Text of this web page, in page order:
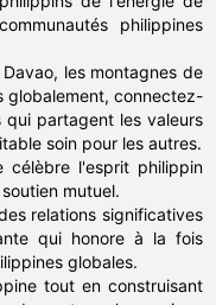
philippines
les montagnes de
globalement, connectez-
partagent les valeurs
soin pour les autres.
célèbre l'esprit philippin
mutuel.
relations significatives
qui honore à la fois
globales.
tout en construisant